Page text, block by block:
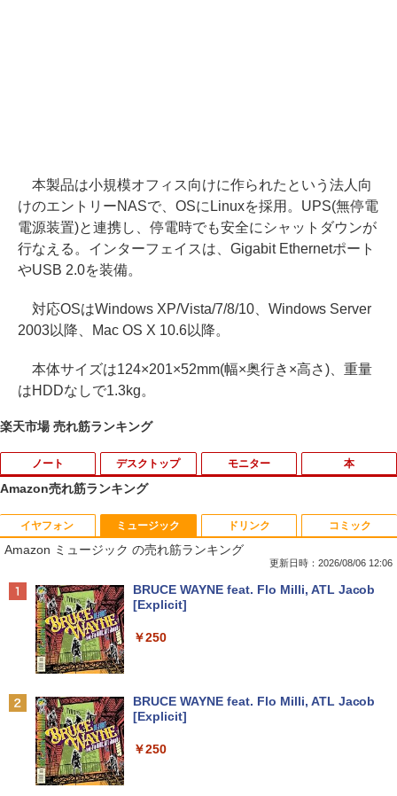
本製品は小規模オフィス向けに作られたという法人向
けのエントリーNASで、OSにLinuxを採用。UPS(無停電
電源装置)と連携し、停電時でも安全にシャットダウンが
行なえる。インターフェイスは、Gigabit Ethernetポート
やUSB 2.0を装備。
対応OSはWindows XP/Vista/7/8/10、Windows Server
2003以降、Mac OS X 10.6以降。
本体サイズは124×201×52mm(幅×奥行き×高さ)、重量
はHDDなしで1.3kg。
楽天市場 売れ筋ランキング
ノート
1
中古パソコン | Dell | Latitude 3500 | Wi
ndows11 | ノートPC | 一年保証 | 第8世
代 | Core i5-8265U 1.6(〜最大3.9)GHz |
ライブ非搭載 | 無線LAN:あり | Webカメ
ラ内蔵 | フルHD | テンキー | Win11Pro6
【最新Office2024】中古ノート Lenovo
15.6インチ液晶 メモリ8GB/16GB 新品S
デスクトップ
1
エアリア 世田谷電器 世田谷の給水塔 キ
ーボード用メンテナンスツール キーキャ
ップ外し スイッチプラー AR-REMOVE
￥1,580
ィス付き 最新MSOffice2024可 Win11Pr
o 中古パソコンデスクトップパソコン ミ
モニター
1
【マラソンセール期間中ポイント5倍】中
古モニター 19〜27インチ サイズ選択可
能 HDMI / DisplayPort / VGA / DVI 端子
ブモニターにおすすめ 動作確認済み 30
日保証 送料無料
￥4,580
モニター 21.5型 液晶ディスプレイ ベゼ
ル ディスプレイ 液晶モニター PCモニタ
5インチ 角度調節 FullHD ブルーライト
本
1
2027 近江兄弟社中学校・直前対策合格セ
ット問題集(5冊) 中学受験 過去問の傾向
と対策 / 参考書 自宅学習 送料無料 / 受験
￥19,250
￥1,980
Amazon売れ筋ランキング
イヤフォン
Anker Soundcore P40i オフホワイト
Anker Soundcore P31i ブラック
ミュージック
Amazon ミュージック の売れ筋ランキング
更新日時：2026/08/06 12:06
BRUCE WAYNE feat. Flo Milli, ATL Jacob
[Explicit]
￥250
BRUCE WAYNE feat. Flo Milli, ATL Jacob
[Explicit]
￥250
ドリンク コミック